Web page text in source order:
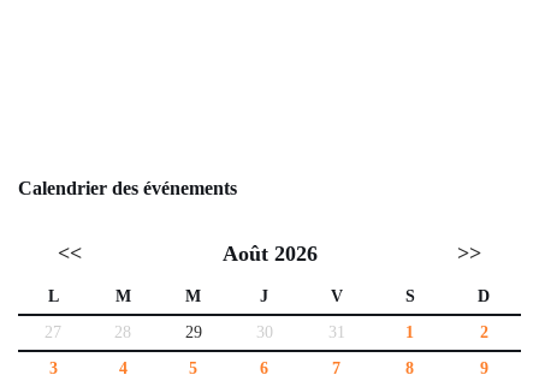
Calendrier des événements
<< Août 2026 >>
L M M J V S
D
27
28 29 30 31 1
2
3
4 5 6 7 8
9